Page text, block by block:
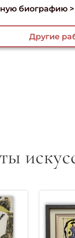
биографию >
Другие